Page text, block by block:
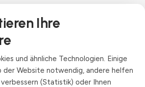
Niederwiesa
Ihre
und ähnliche Technologien. Einige
der Website notwendig, andere helfen
(Statistik) oder Ihnen